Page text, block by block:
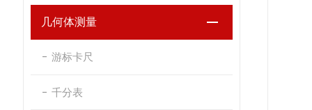
几何体测量
游标卡尺
千分表